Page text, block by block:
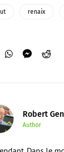
renaix
Robert
Author